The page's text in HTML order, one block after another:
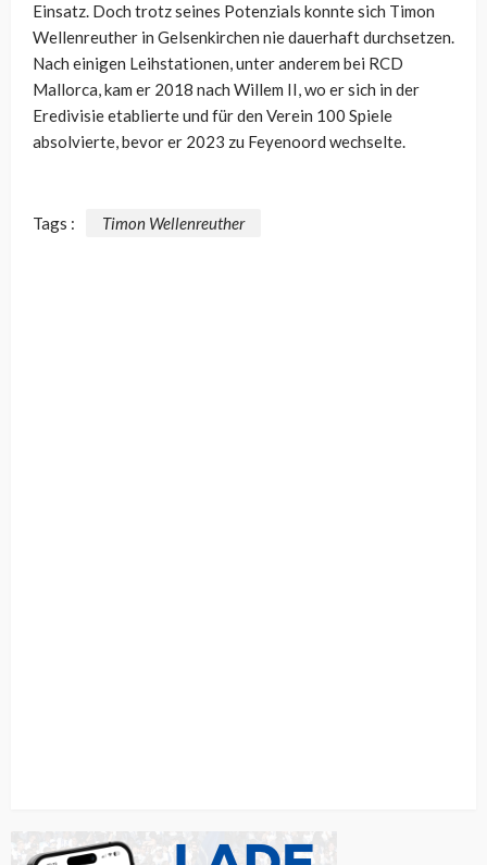
Einsatz. Doch trotz seines Potenzials konnte sich Timon
Wellenreuther in Gelsenkirchen nie dauerhaft durchsetzen.
Nach einigen Leihstationen, unter anderem bei RCD
Mallorca, kam er 2018 nach Willem II, wo er sich in der
Eredivisie etablierte und für den Verein 100 Spiele
absolvierte, bevor er 2023 zu Feyenoord wechselte.
Tags : Timon Wellenreuther